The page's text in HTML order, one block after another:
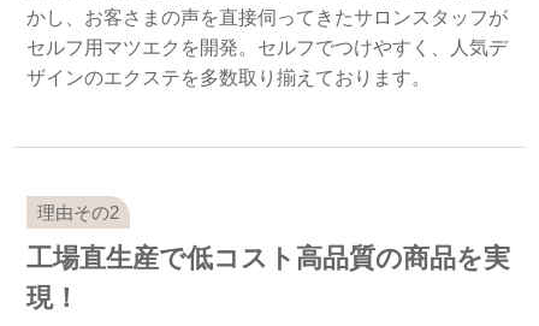
かし、お客さまの声を直接伺ってきたサロンスタッフが
セルフ用マツエクを開発。セルフでつけやすく、人気デ
ザインのエクステを多数取り揃えております。
工場直生産で低コスト高品質の商品を実
現！